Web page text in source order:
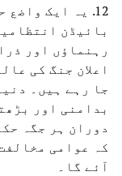
12. یہ ایک
بائیڈن
رہنماؤں اور
اعلان جنگ کی
جا رہے ہیں۔
بدامنی اور
دوران ہر جگہ
کہ عوامی
آئے گا۔